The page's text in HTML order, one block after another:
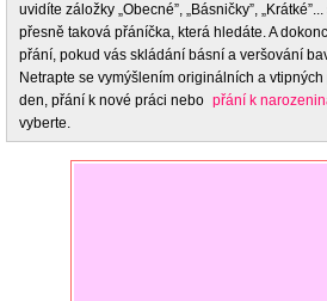
uvidíte záložky „Obecné”, „Básničky”,
přesně taková přáníčka, která hledáte. A
přání, pokud vás skládání básní a veršování
Netrapte se vymýšlením originálních a
den, přání k nové práci nebo přání k
vyberte.